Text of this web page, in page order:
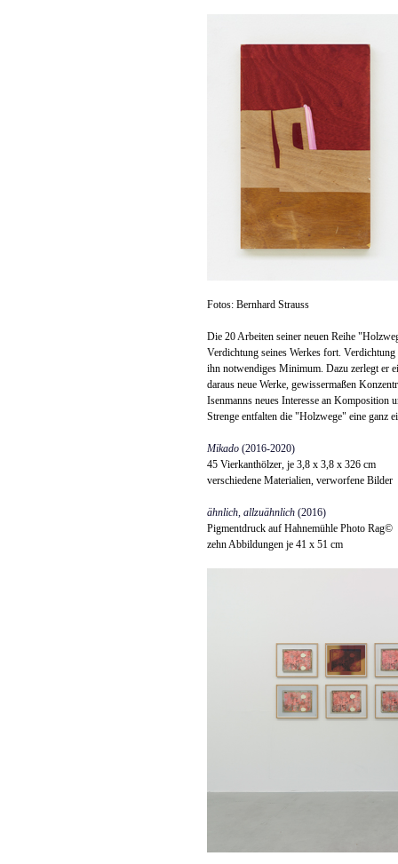
Fotos: Bernhard Strauss
Die 20 Arbeiten seiner neuen Reihe
Verdichtung seines Werkes fort.
ihn notwendiges Minimum. Dazu zerlegt er
daraus neue Werke, gewissermaßen
Isenmanns neues Interesse an Komposition
Strenge entfalten die "Holzwege" eine ganz
Mikado (2016-2020)
45 Vierkanthölzer, je 3,8 x 3,8 x 326 cm
verschiedene Materialien, verworfene Bilder
ähnlich, allzuähnlich (2016)
Pigmentdruck auf Hahnemühle Photo Rag©
zehn Abbildungen je 41 x 51 cm